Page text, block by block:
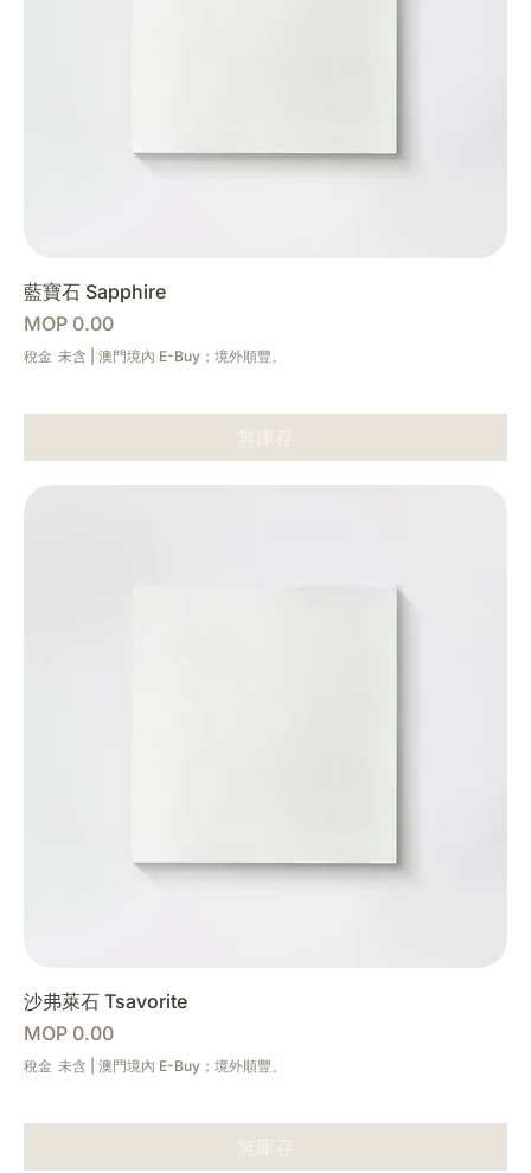
藍寶石 Sapphire
價格
MOP 0.00
稅金 未含 澳門境內 E-Buy；境外順豐。
沙弗萊石 Tsavorite
價格
MOP 0.00
稅金 未含 澳門境內 E-Buy；境外順豐。